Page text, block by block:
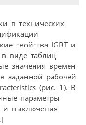
в технических
свойства IGBT и
в виде таблиц
значения времен
заданной рабочей
(рис. 1). В
параметры
и выключения